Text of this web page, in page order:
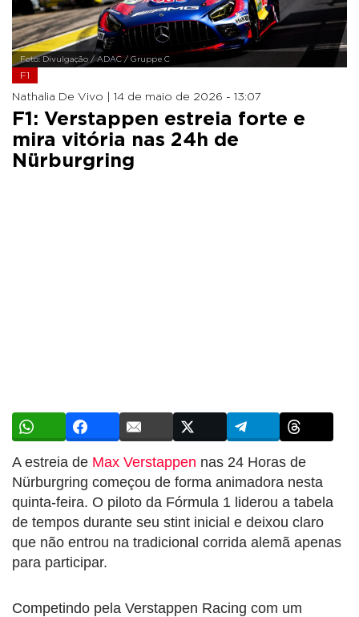
Foto: Divulgação / ADAC / Gruppe C
F1
Nathalia De Vivo | 14 de maio de 2026 - 13:07
F1: Verstappen estreia forte e
mira vitória nas 24h de
Nürburgring
A estreia de Max Verstappen nas 24 Horas de
Nürburgring começou de forma animadora nesta
quinta-feira. O piloto da Fórmula 1 liderou a tabela
de tempos durante seu stint inicial e deixou claro
que não entrou na tradicional corrida alemã apenas
para participar.
Competindo pela Verstappen Racing com um